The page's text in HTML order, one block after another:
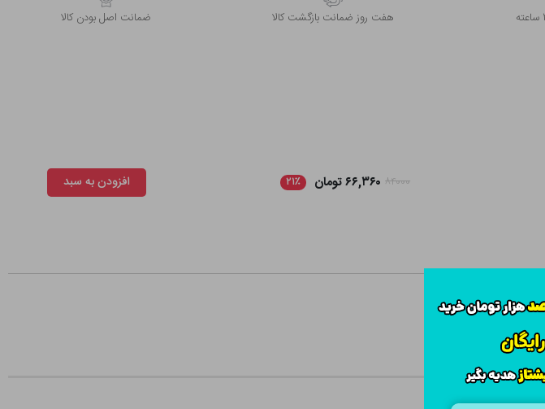
هفت روز ضمانت بازگشت کالا ﺿﻤﺎﻧﺖ اﺻﻞ ﺑﻮدن ﮐﺎﻟﺎ
۸۴۰۰۰ ۶۶,۳۶۰ تومان ۲۱٪ افزودن به سبد